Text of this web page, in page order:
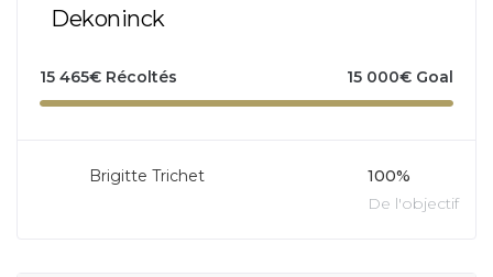
Dekoninck
15 465€ Récoltés 15 000€ Goal
Brigitte Trichet
100%
De l'objectif